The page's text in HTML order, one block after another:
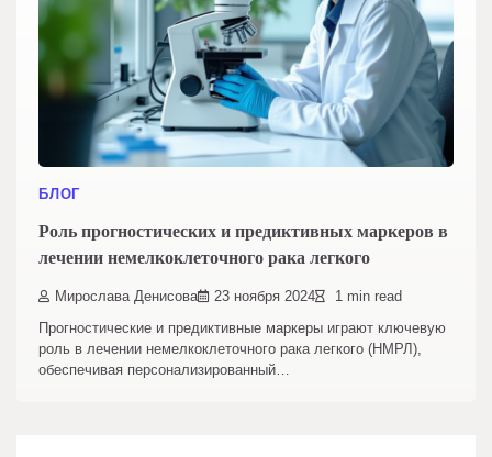
БЛОГ
Роль прогностических и предиктивных маркеров в
лечении немелкоклеточного рака легкого
Мирослава Денисова 23 ноября 2024 1 min read
Прогностические и предиктивные маркеры играют ключевую
роль в лечении немелкоклеточного рака легкого (НМРЛ),
обеспечивая персонализированный…